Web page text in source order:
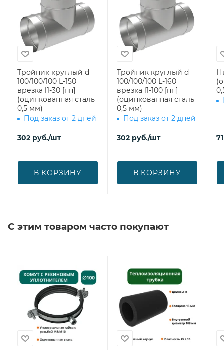
Тройник круглый d
100/100/100 L-150
врезка l1-30 [нп]
(оцинкованная сталь
0,5 мм)
Под заказ от 2 дней
302 руб./шт
В КОРЗИНУ
Тройник круглый d
100/100/100 L-160
врезка l1-100 [нп]
(оцинкованная сталь
0,5 мм)
Под заказ от 2 дней
302 руб./шт
В КОРЗИНУ
71
С этим товаром часто покупают